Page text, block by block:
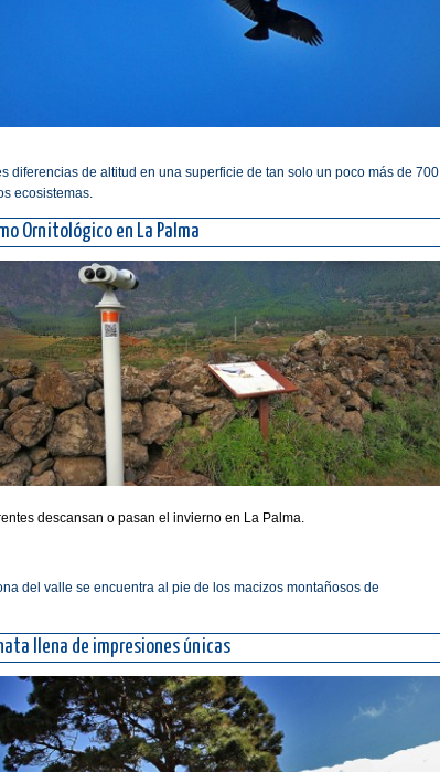
diferencias de altitud en una superficie de tan solo un poco más de 700
ecosistemas.
Ornitológico en La Palma
descansan o pasan el invierno en La Palma.
del valle se encuentra al pie de los macizos montañosos de
llena de impresiones únicas